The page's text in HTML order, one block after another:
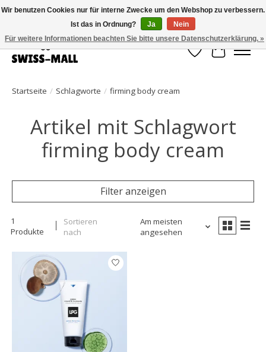
Kostenloser Versand ab CHF 250 – pünktlich und zuverlässig geliefert
Wunschzettel
Ihr
Startseite / Schlagworte / firming body cream
Artikel mit Schlagwort
firming body cream
Filter anzeigen
1
Produkte
Sortieren
nach
Am meisten
angesehen
Wir benutzen Cookies nur für interne Zwecke um den Webshop zu verbessern.
Ist das in Ordnung?
Ja
Nein
Für weitere Informationen beachten Sie bitte unsere Datenschutzerklärung. »